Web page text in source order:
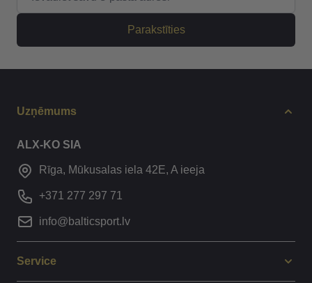
Parakstīties
Uzņēmums
ALX-KO SIA
Rīga, Mūkusalas iela 42E, A ieeja
+371 277 297 71
info@balticsport.lv
Service